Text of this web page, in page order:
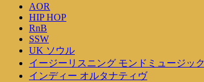
AOR
HIP HOP
RnB
SSW
UK ソウル
イージーリスニング モンドミュージック
インディー オルタナティヴ